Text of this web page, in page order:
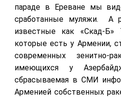
параде в Ереване мы
сработанные муляжи. А
известные как «Скад-Б»
которые есть у Армении,
современных зенитно-
имеющихся у
сбрасываемая в СМИ
Арменией собственных